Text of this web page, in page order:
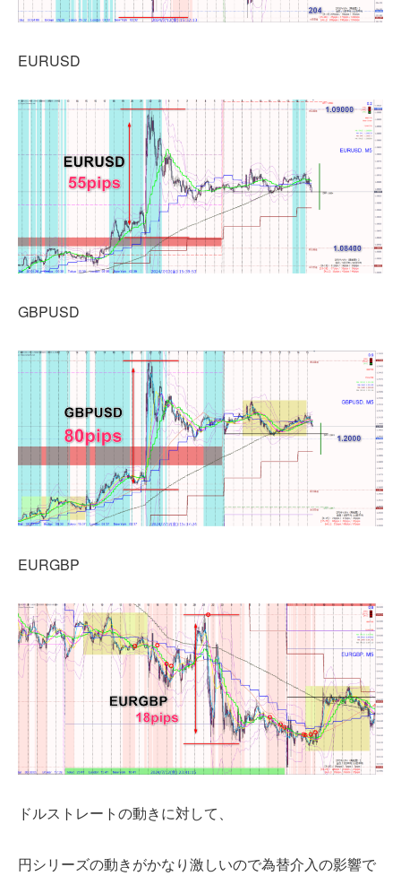
EURUSD
GBPUSD
EURGBP
ドルストレートの動きに対して、
円シリーズの動きがかなり激しいので為替介入の影響で